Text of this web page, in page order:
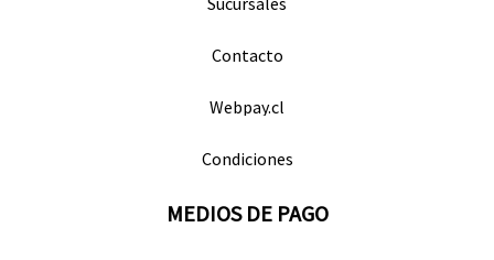
Contacto
Webpay.cl
Condiciones
MEDIOS DE PAGO